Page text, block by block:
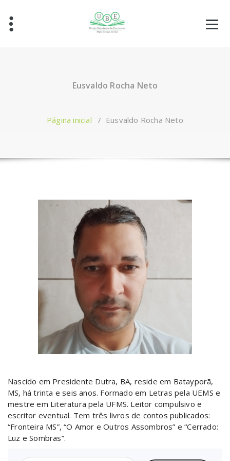
Eusvaldo Rocha Neto
Página inicial / Eusvaldo Rocha Neto
Nascido em Presidente Dutra, BA, reside em Batayporã,
MS, há trinta e seis anos. Formado em Letras pela UEMS e
mestre em Literatura pela UFMS. Leitor compulsivo e
escritor eventual. Tem três livros de contos publicados:
“Fronteira MS”, “O Amor e Outros Assombros” e “Cerrado:
Luz e Sombras”.